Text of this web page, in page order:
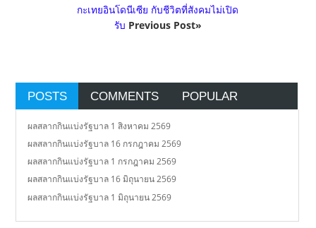
กะเทยอินโดนีเซีย กับชีวิตที่สังคมไม่เปิด
รับ Previous Post»
POSTS COMMENTS POPULAR
ผลสลากกินแบ่งรัฐบาล 1 สิงหาคม 2569
ผลสลากกินแบ่งรัฐบาล 16 กรกฎาคม 2569
ผลสลากกินแบ่งรัฐบาล 1 กรกฎาคม 2569
ผลสลากกินแบ่งรัฐบาล 16 มิถุนายน 2569
ผลสลากกินแบ่งรัฐบาล 1 มิถุนายน 2569